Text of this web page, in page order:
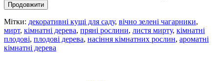
Продовжити
Мітки: декоративні кущі для саду, вічно зелені чагарники,
мирт, кімнатні дерева, пряні рослини, листя мирту, кімнатні
плодові, плодові дерева, насіння кімнатних рослин, ароматні
кімнатні дерева